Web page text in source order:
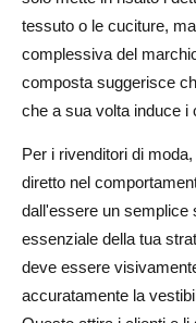
tessuto o le cuciture,
complessiva del
composta suggerisce
che a sua volta induce i
Per i rivenditori di
diretto nel
dall'essere un semplice
essenziale della tua
deve essere
accuratamente la